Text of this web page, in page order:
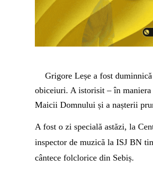
Grigore Leșe a fost
obiceiuri. A istorisit – în maniera
Maicii Domnului și a nașterii
A fost o zi specială astăzi, la
inspector de muzică la ISJ BN
cântece folclorice din Sebiș.